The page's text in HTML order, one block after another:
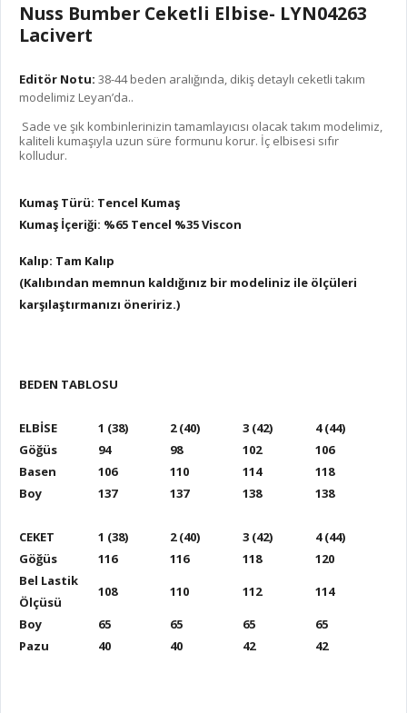
Nuss Bumber Ceketli Elbise- LYN04263
Lacivert
Editör Notu: 38-44 beden aralığında, dikiş detaylı ceketli takım
modelimiz Leyan’da..
Sade ve şık kombinlerinizin tamamlayıcısı olacak takım modelimiz,
kaliteli kumaşıyla uzun süre formunu korur. İç elbisesi sıfır
kolludur.
Kumaş Türü: Tencel Kumaş
Kumaş İçeriği: %65 Tencel %35 Viscon
Kalıp: Tam Kalıp
(Kalıbından memnun kaldığınız bir modeliniz ile ölçüleri
karşılaştırmanızı öneririz.)
BEDEN TABLOSU
ELBİSE 1 (38) 2 (40) 3 (42)
4 (44)
Göğüs
94 98 102
106
Basen
106 110 114
118
Boy
137 137 138 138
CEKET 1 (38) 2 (40) 3 (42)
4 (44)
Göğüs
116 116 118
120
Bel Lastik
Ölçüsü
108 110 112
114
Boy
65 65 65
65
Pazu
40 40 42 42